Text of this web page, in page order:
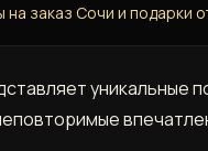
заказ Сочи и подарки
уникальные